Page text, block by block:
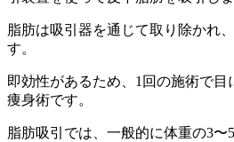
脂肪は吸引器を通じて取り除かれ
す。
即効性があるため、1回の施術で目
痩身術です。
脂肪吸引では、一般的に体重の3〜